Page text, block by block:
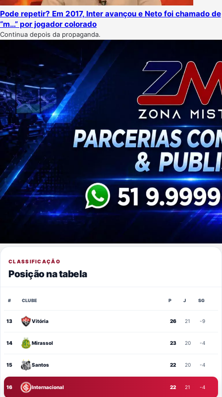
Pode repetir? Em 2017, Inter avançou e Neto foi chamado de
“m…” por jogador colorado
Continua depois da propaganda.
CLASSIFICAÇÃO
Posição na tabela
# CLUBE P J SG
13 Vitória 26 21 -9
14 Mirassol 23 20 -4
15 Santos 22 20 -4
16 Internacional 22 21 -4